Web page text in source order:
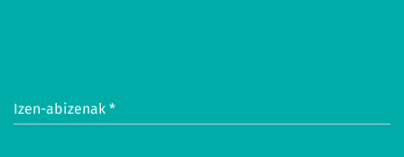
Izen-abizenak *